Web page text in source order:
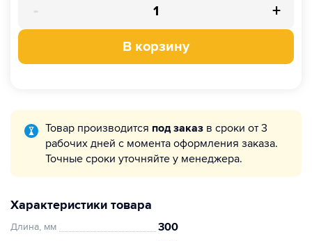
- +
В корзину
Товар производится под заказ в сроки от 3
рабочих дней с момента оформления заказа.
Точные сроки уточняйте у менеджера.
Характеристики товара
Длина, мм 300